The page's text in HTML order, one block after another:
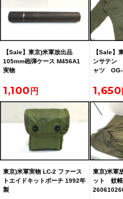
【Sale】東京)米軍放出品
105mm砲弾ケース M456A1
実物
1,100
【Sale】
ンサテン
ャツ
1,650
東京)米軍実物 LC-2 ファース
トエイドキットポーチ 1992年
製
東京)米軍
ット 蚊